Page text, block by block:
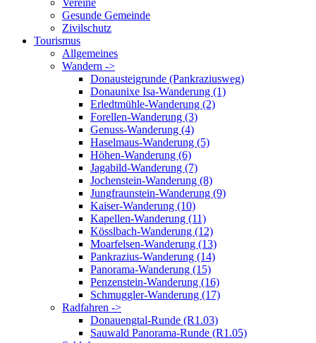
Vereine
Gesunde Gemeinde
Zivilschutz
Tourismus
Allgemeines
Wandern ->
Donausteigrunde (Pankraziusweg)
Donaunixe Isa-Wanderung (1)
Erledtmühle-Wanderung (2)
Forellen-Wanderung (3)
Genuss-Wanderung (4)
Haselmaus-Wanderung (5)
Höhen-Wanderung (6)
Jagabild-Wanderung (7)
Jochenstein-Wanderung (8)
Jungfraunstein-Wanderung (9)
Kaiser-Wanderung (10)
Kapellen-Wanderung (11)
Kösslbach-Wanderung (12)
Moarfelsen-Wanderung (13)
Pankrazius-Wanderung (14)
Panorama-Wanderung (15)
Penzenstein-Wanderung (16)
Schmuggler-Wanderung (17)
Radfahren ->
Donauengtal-Runde (R1.03)
Sauwald Panorama-Runde (R1.05)